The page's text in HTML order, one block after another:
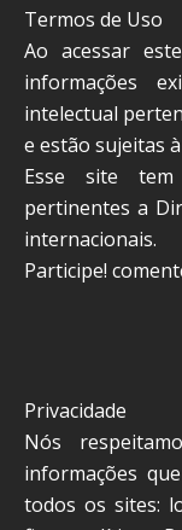
Termos de Uso
Ao acessar
informações
intelectual
e estão sujeitas
Esse site
pertinentes a
internacionais.
Participe!
Privacidade
Nós
informações
todos os sites: